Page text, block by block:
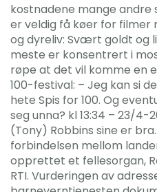
kostnadene mange andre
er veldig få køer for filmer
og dyreliv: Svært goldt og
meste er konsentrert i
røpe at det vil komme en
100-festival: – Jeg kan si
hete Spis for 100. Og
seg unna? kl 13:34 – 23/4-
(Tony) Robbins sine er
forbindelsen mellom
opprettet et fellesorgan,
RTI. Vurderingen av